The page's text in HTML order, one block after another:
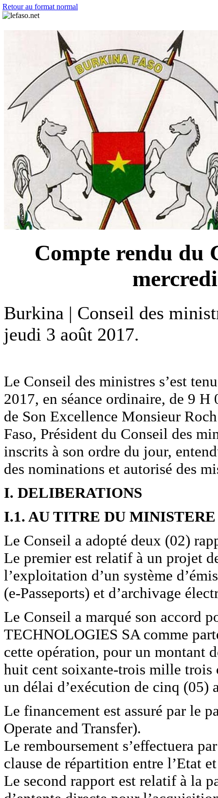
Retour au format normal
Compte rendu du
Burkina | Conseil des
jeudi 3 août 2017.
Le Conseil des ministres s’est
2017, en séance ordinaire, de 9
de Son Excellence Monsieur
Faso, Président du Conseil des
inscrits à son ordre du jour,
des nominations et autorisé des
I. DELIBERATIONS
I.1. AU TITRE DU
Le Conseil a adopté deux (02)
Le premier est relatif à un projet
l’exploitation d’un système
(e-Passeports) et d’archivage
Le Conseil a marqué son accord
TECHNOLOGIES SA comme
cette opération, pour un montant
huit cent soixante-trois mille trois
un délai d’exécution de cinq (05)
Le financement est assuré par le
Operate and Transfer).
Le remboursement s’effectuera
clause de répartition entre l’Etat
Le second rapport est relatif à la